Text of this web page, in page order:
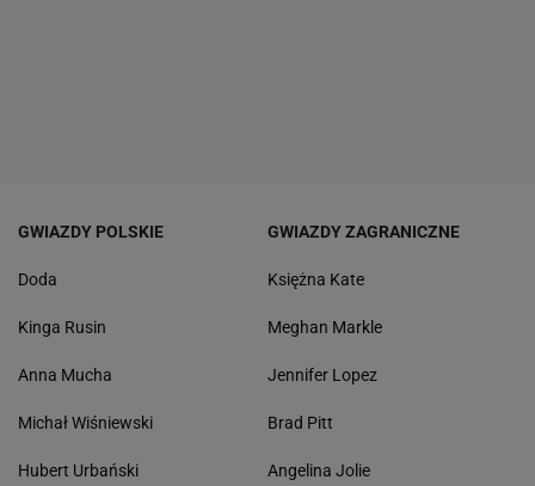
GWIAZDY POLSKIE
Doda
Kinga Rusin
Anna Mucha
Michał Wiśniewski
Hubert Urbański
GWIAZDY ZAGRANICZNE
Księżna Kate
Meghan Markle
Jennifer Lopez
Brad Pitt
Angelina Jolie